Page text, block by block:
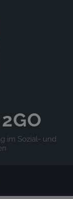
im Sozial- und